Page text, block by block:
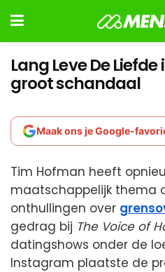
Lang Leve De
groot schandaal
Maak ons je Google-
Tim Hofman heeft
maatschappelijk thema
onthullingen over
gedrag bij The Voice of
datingshows onder de
Instagram plaatste de